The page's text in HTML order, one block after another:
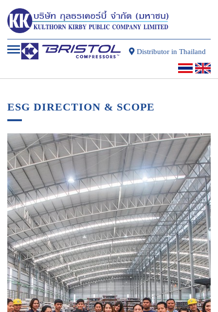
Distributor in Thailand
ESG DIRECTION & SCOPE